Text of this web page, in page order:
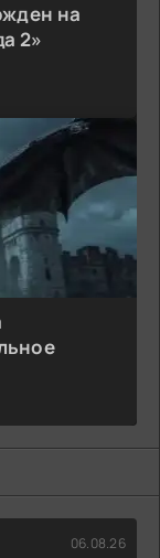
на
2»
06.08.26